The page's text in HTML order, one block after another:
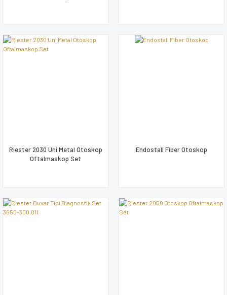
Riester 2030 Uni Metal Otoskop
Oftalmaskop Set
Endostall Fiber Otoskop